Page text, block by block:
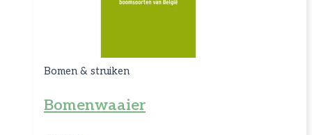
Bomen & struiken
Bomenwaaier